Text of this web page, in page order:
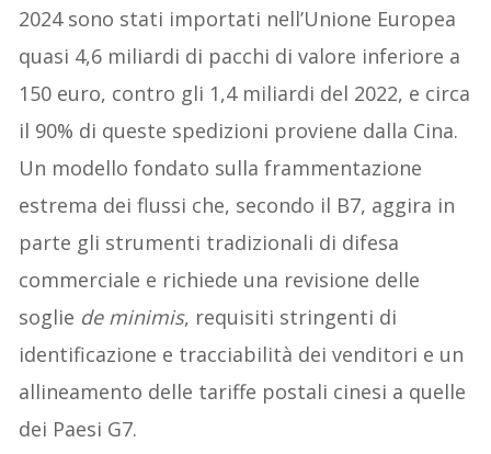
2024 sono stati importati nell’Unione Europea
quasi 4,6 miliardi di pacchi di valore inferiore a
150 euro, contro gli 1,4 miliardi del 2022, e circa
il 90% di queste spedizioni proviene dalla Cina.
Un modello fondato sulla frammentazione
estrema dei flussi che, secondo il B7, aggira in
parte gli strumenti tradizionali di difesa
commerciale e richiede una revisione delle
soglie de minimis, requisiti stringenti di
identificazione e tracciabilità dei venditori e un
allineamento delle tariffe postali cinesi a quelle
dei Paesi G7.